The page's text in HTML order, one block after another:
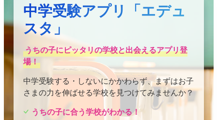
中学受験アプリ「エデュ
スタ」
うちの子にピッタリの学校と出会えるアプリ登
場！
中学受験する・しないにかかわらず、まずはお子
さまの力を伸ばせる学校を見つけてみませんか？
うちの子に合う学校がわかる！